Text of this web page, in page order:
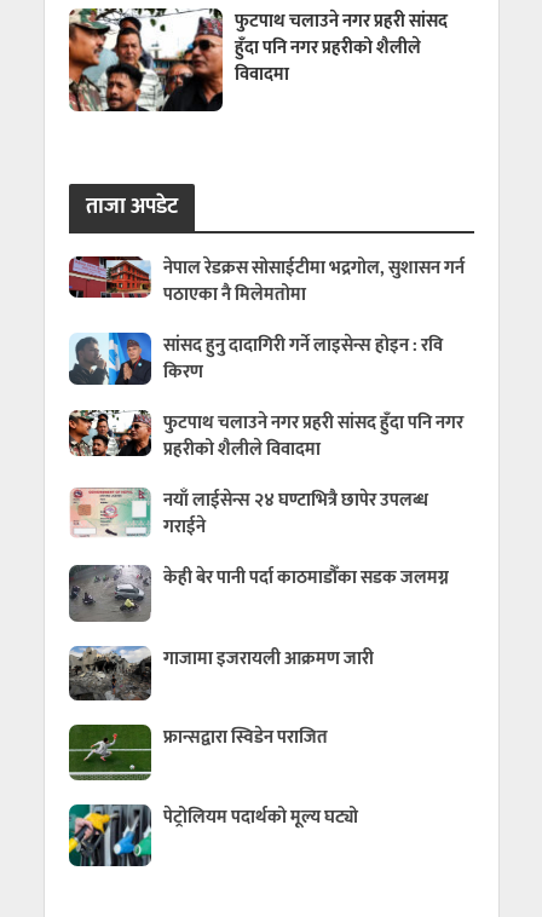
फुटपाथ चलाउने नगर प्रहरी सांसद
हुँदा पनि नगर प्रहरीको शैलीले
विवादमा
ताजा अपडेट
नेपाल रेडक्रस सोसाईटीमा भद्रगोल, सुशासन गर्न
पठाएका नै मिलेमतोमा
सांसद हुनु दादागिरी गर्ने लाइसेन्स होइन : रवि
किरण
फुटपाथ चलाउने नगर प्रहरी सांसद हुँदा पनि नगर
प्रहरीको शैलीले विवादमा
नयाँ लाईसेन्स २४ घण्टाभित्रै छापेर उपलब्ध
गराईने
केही बेर पानी पर्दा काठमाडौँका सडक जलमग्न
गाजामा इजरायली आक्रमण जारी
फ्रान्सद्वारा स्विडेन पराजित
पेट्रोलियम पदार्थको मूल्य घट्यो